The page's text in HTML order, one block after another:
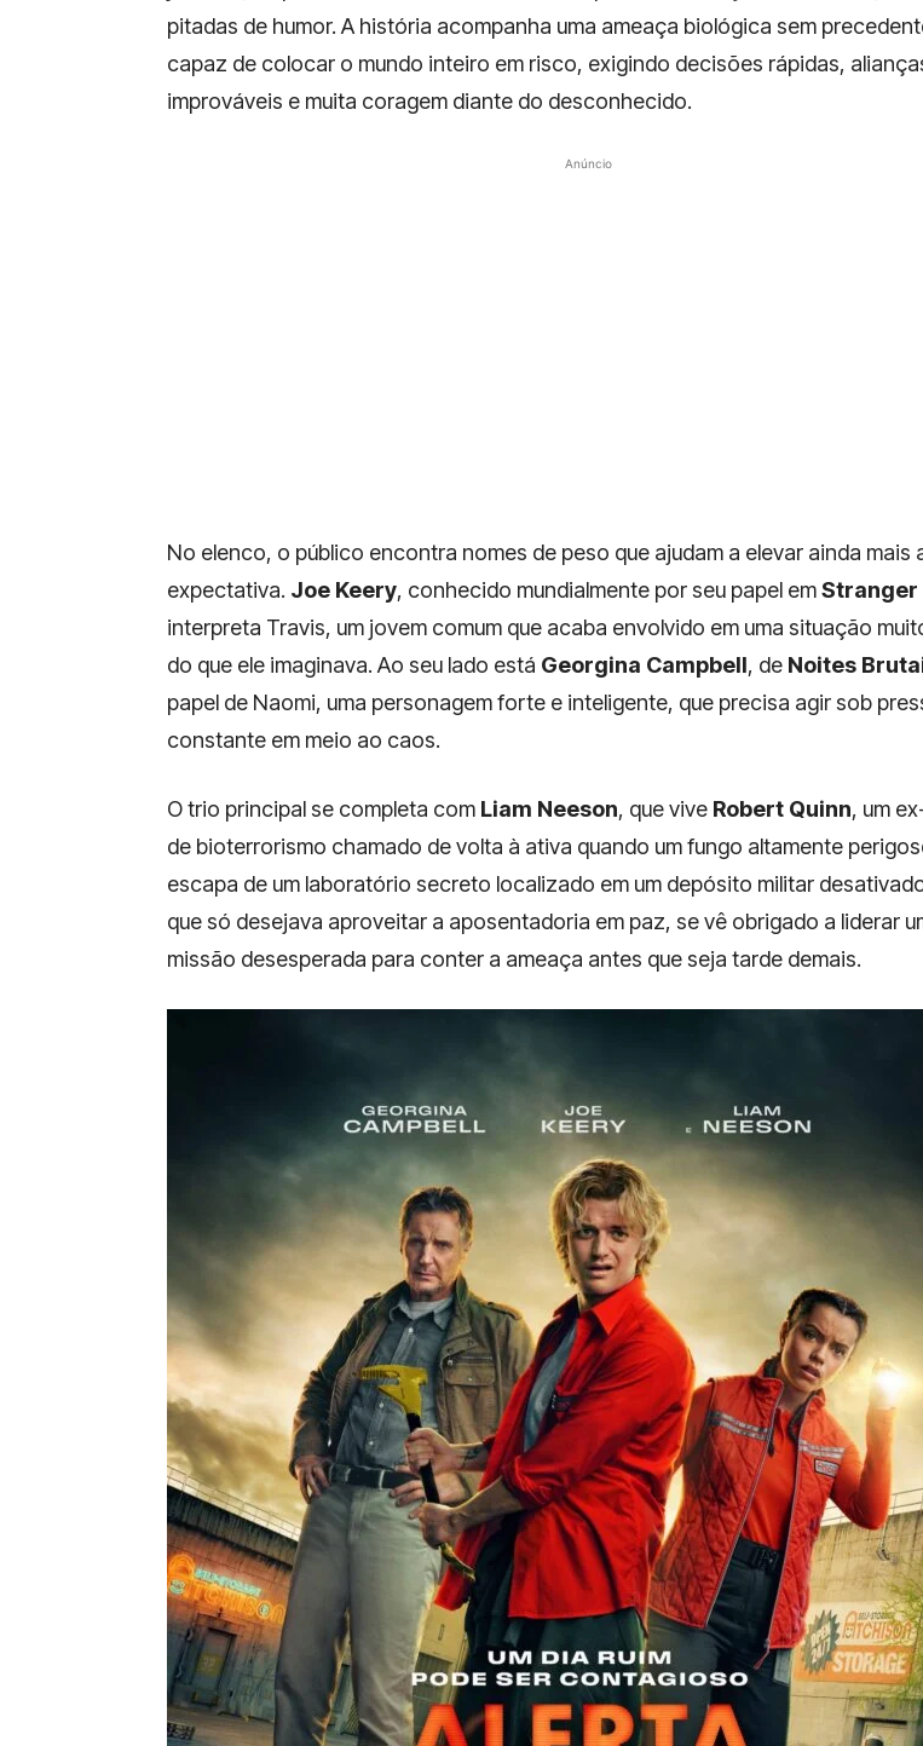
pitadas de humor. A história acompanha uma ameaça biológica sem
capaz de colocar o mundo inteiro em risco, exigindo decisões rápidas,
improváveis e muita coragem diante do desconhecido.
Anúncio
No elenco, o público encontra nomes de peso que ajudam a elevar ainda mais
expectativa. Joe Keery, conhecido mundialmente por seu papel emStranger
interpreta Travis, um jovem comum que acaba envolvido em uma situação
do que ele imaginava. Ao seu lado está Georgina Campbell, de Noites
papel de Naomi, uma personagem forte e inteligente, que precisa agir sob
constante em meio ao caos.
O trio principal se completa com Liam Neeson, que vive Robert Quinn, um
de bioterrorismo chamado de volta à ativa quando um fungo altamente
escapa de um laboratório secreto localizado em um depósito militar
que só desejava aproveitar a aposentadoria em paz, se vê obrigado a liderar
missão desesperada para conter a ameaça antes que seja tarde demais.